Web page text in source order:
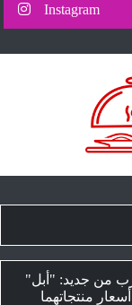
Instagram
من جديد: "أبل"
منتجاتهما